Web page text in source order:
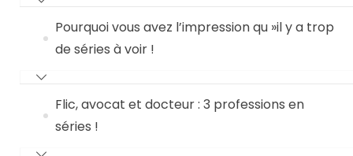
Pourquoi vous avez l’impression qu »il y a trop
de séries à voir !
Flic, avocat et docteur : 3 professions en
séries !